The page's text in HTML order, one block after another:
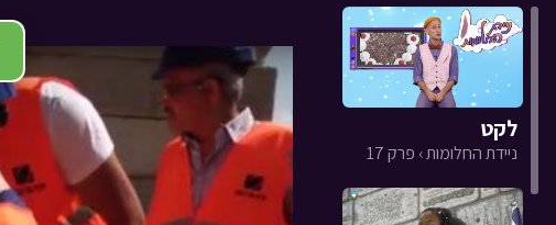
לקט
ניידת החלומות › פרק 17